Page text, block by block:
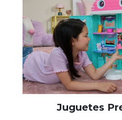
Juguetes